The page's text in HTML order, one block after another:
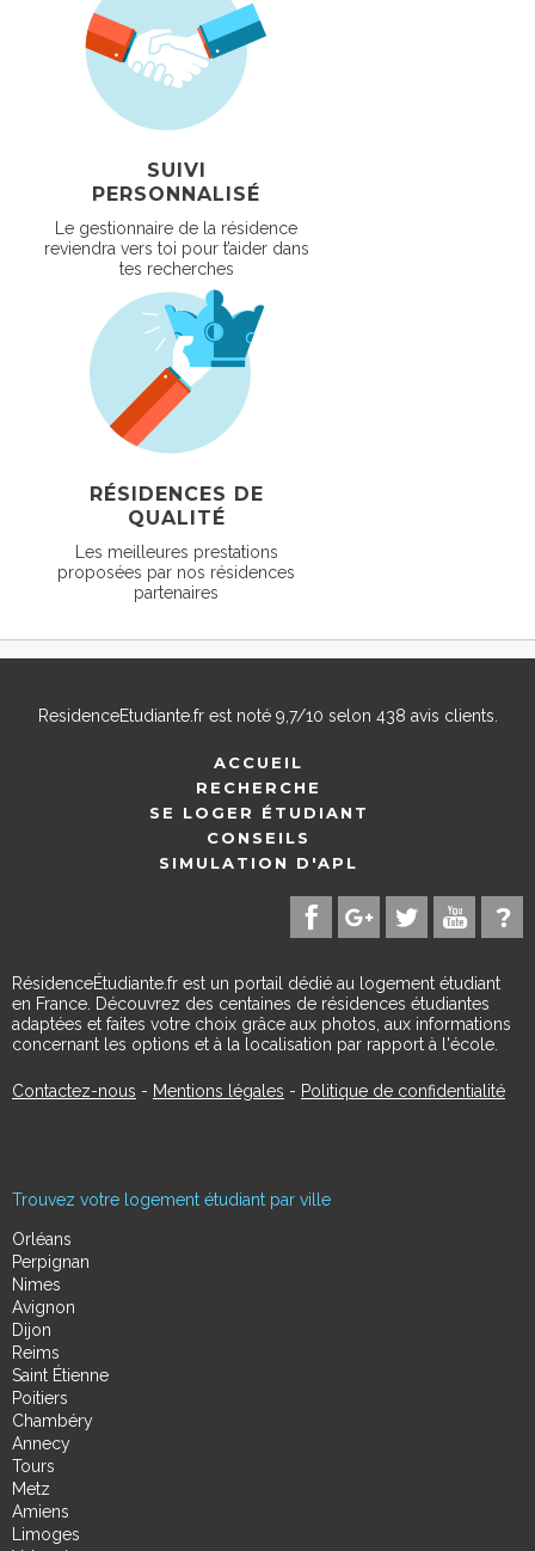
SUIVI
PERSONNALISÉ
Le gestionnaire de la résidence
reviendra vers toi pour t’aider dans
tes recherches
RÉSIDENCES DE
QUALITÉ
Les meilleures prestations
proposées par nos résidences
partenaires
ResidenceEtudiante.frest noté 9,7/10 selon 438 avis clients.
ACCUEIL
RECHERCHE
SE LOGER ÉTUDIANT
CONSEILS
SIMULATION D'APL
RésidenceÉtudiante.fr est un portail dédié au logement étudiant
en France. Découvrez des centaines de résidences étudiantes
adaptées et faites votre choix grâce aux photos, aux informations
concernant les options et à la localisation par rapport à l'école.
Contactez-nous - Mentions légales - Politique de confidentialité
Trouvez votre logement étudiant par ville
Orléans
Perpignan
Nimes
Avignon
Dijon
Reims
Saint Étienne
Poitiers
Chambéry
Annecy
Tours
Metz
Amiens
Limoges